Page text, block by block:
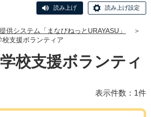
読み上げ 読み上げ設定
供システム「まなびねっとURAYASU」
＞
校支援ボランティア
校支援ボランティ
表示件数：1件